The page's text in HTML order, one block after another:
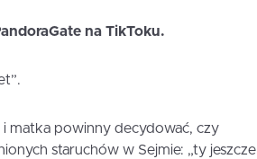
na TikToku.
matka powinny decydować, czy
staruchów w Sejmie: „ty jeszcze